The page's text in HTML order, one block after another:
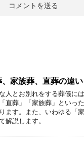
、家族葬、直葬の違
人とお別れをする葬儀に
直葬」「家族葬」といっ
ます。また、いわゆる「
解説します。